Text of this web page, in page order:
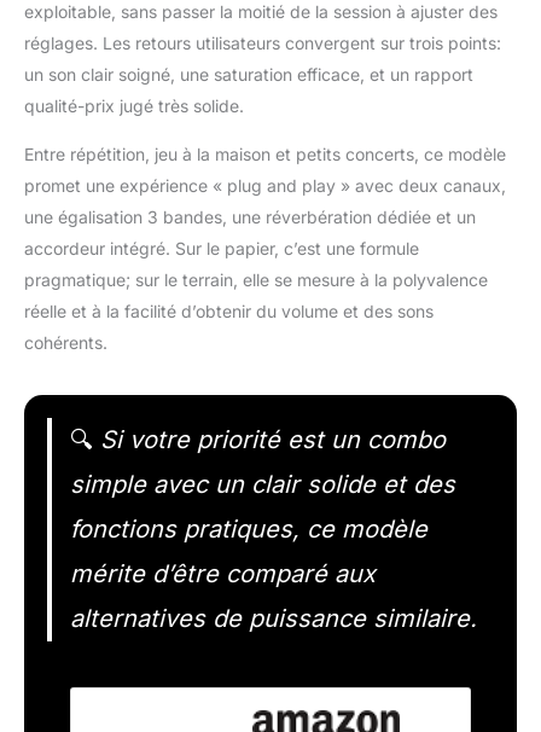
exploitable, sans passer la moitié de la session à ajuster des
réglages. Les retours utilisateurs convergent sur trois points:
un son clair soigné, une saturation efficace, et un rapport
qualité-prix jugé très solide.
Entre répétition, jeu à la maison et petits concerts, ce modèle
promet une expérience « plug and play » avec deux canaux,
une égalisation 3 bandes, une réverbération dédiée et un
accordeur intégré. Sur le papier, c’est une formule
pragmatique; sur le terrain, elle se mesure à la polyvalence
réelle et à la facilité d’obtenir du volume et des sons
cohérents.
🔍 Si votre priorité est un combo
simple avec un clair solide et des
fonctions pratiques, ce modèle
mérite d’être comparé aux
alternatives de puissance similaire.